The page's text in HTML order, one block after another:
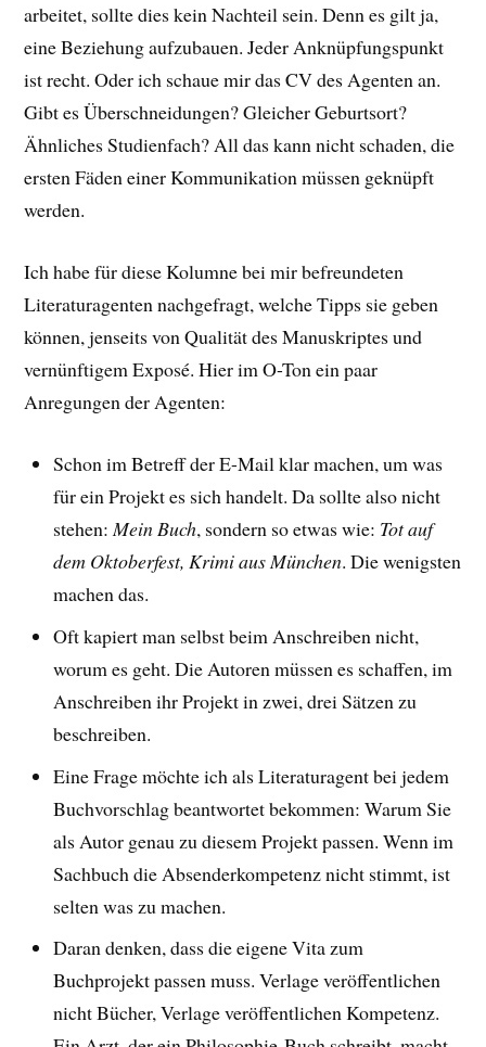
arbeitet, sollte dies kein Nachteil sein. Denn es gilt ja,
eine Beziehung aufzubauen. Jeder Anknüpfungspunkt
ist recht. Oder ich schaue mir das CV des Agenten an.
Gibt es Überschneidungen? Gleicher Geburtsort?
Ähnliches Studienfach? All das kann nicht schaden, die
ersten Fäden einer Kommunikation müssen geknüpft
werden.
Ich habe für diese Kolumne bei mir befreundeten
Literaturagenten nachgefragt, welche Tipps sie geben
können, jenseits von Qualität des Manuskriptes und
vernünftigem Exposé. Hier im O-Ton ein paar
Anregungen der Agenten:
Schon im Betreff der E-Mail klar machen, um was
für ein Projekt es sich handelt. Da sollte also nicht
stehen: Mein Buch, sondern so etwas wie: Tot auf
dem Oktoberfest, Krimi aus München. Die wenigsten
machen das.
Oft kapiert man selbst beim Anschreiben nicht,
worum es geht. Die Autoren müssen es schaffen, im
Anschreiben ihr Projekt in zwei, drei Sätzen zu
beschreiben.
Eine Frage möchte ich als Literaturagent bei jedem
Buchvorschlag beantwortet bekommen: Warum Sie
als Autor genau zu diesem Projekt passen. Wenn im
Sachbuch die Absenderkompetenz nicht stimmt, ist
selten was zu machen.
Daran denken, dass die eigene Vita zum
Buchprojekt passen muss. Verlage veröffentlichen
nicht Bücher, Verlage veröffentlichen Kompetenz.